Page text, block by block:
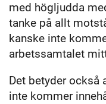
med högljudda
tanke på allt
kanske inte
arbetssamtalet
Det betyder också
inte kommer